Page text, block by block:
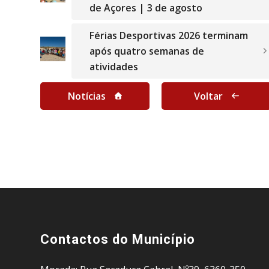
de Açores | 3 de agosto
Férias Desportivas 2026 terminam
após quatro semanas de
atividades
Notícias Voltar
Contactos do Município